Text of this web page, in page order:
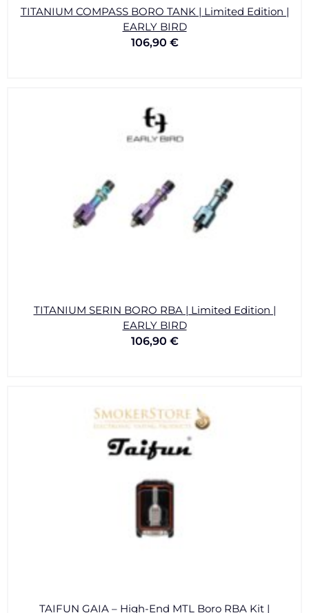
TITANIUM COMPASS BORO TANK | Limited Edition |
EARLY BIRD
106,90 €
TITANIUM SERIN BORO RBA | Limited Edition |
EARLY BIRD
106,90 €
TAIFUN GAIA – High-End MTL Boro RBA Kit |